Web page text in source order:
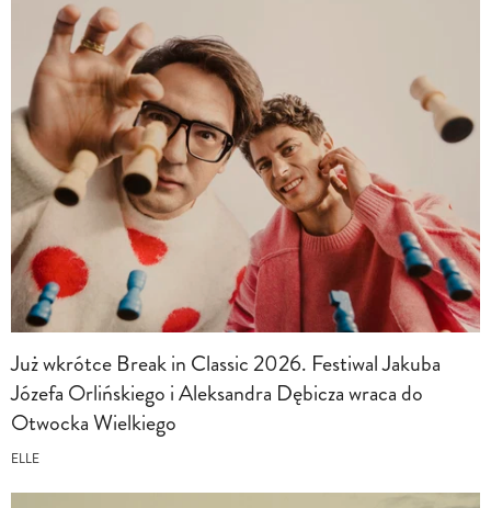
Już wkrótce Break in Classic 2026. Festiwal Jakuba
Józefa Orlińskiego i Aleksandra Dębicza wraca do
Otwocka Wielkiego
ELLE